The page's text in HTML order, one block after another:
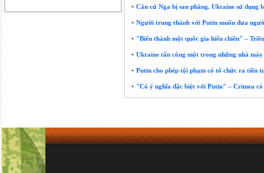
+ Căn cứ Nga bị san phẳng. Ukraine sử dụng
+ Người trung thành với Putin muốn đưa
+ "Biến thành một quốc gia hiếu chiến" –
+ Ukraine tấn công một trong những nhà
+ Putin cho phép tội phạm có tổ chức ra tiền
+ "Có ý nghĩa đặc biệt với Putin" – Crimea